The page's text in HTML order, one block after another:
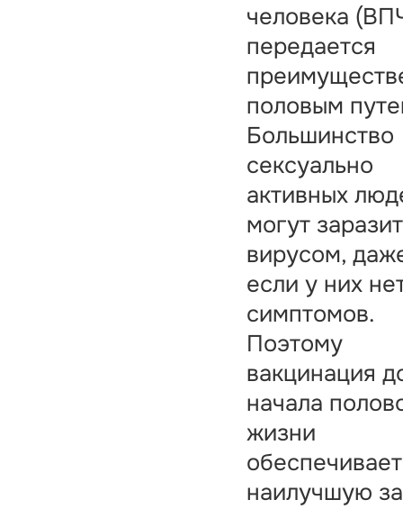
человека
передается
половым
Большинство
сексуально
активных
могут
вирусом,
если у них
симптомов.
Поэтому
вакцинация
начала
жизни
обеспечивает
наилучшую